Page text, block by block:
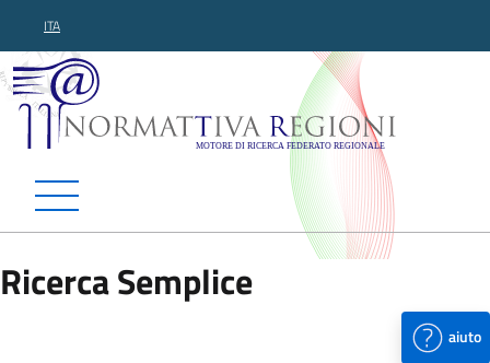
ITA
Normattiva Regioni -
Ricerca Semplice
aiuto